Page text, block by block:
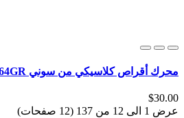
محرك أقراص كلاسيكي من سوني USM64GR سعة 64 جيجا بايت
$30.00
عرض 1 الى 12 من 137 (12 صفحات)